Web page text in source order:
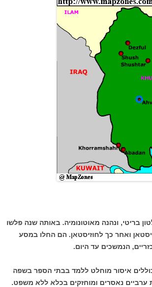
בריטי, ונהנה מאוטונומיה. באותה שנה פלשו
ואחר כך לחוזיסטאן. הם החלו במסע
הנמשכים עד היום.
איסור מוחלט ללמד בבתי הספר בשפה
ערביים נאסרים ומוחזקים בכלא ללא משפט.